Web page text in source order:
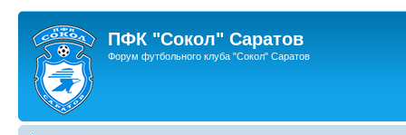
ПФК "Сокол" Саратов
Форум футбольного клуба "Сокол" Саратов